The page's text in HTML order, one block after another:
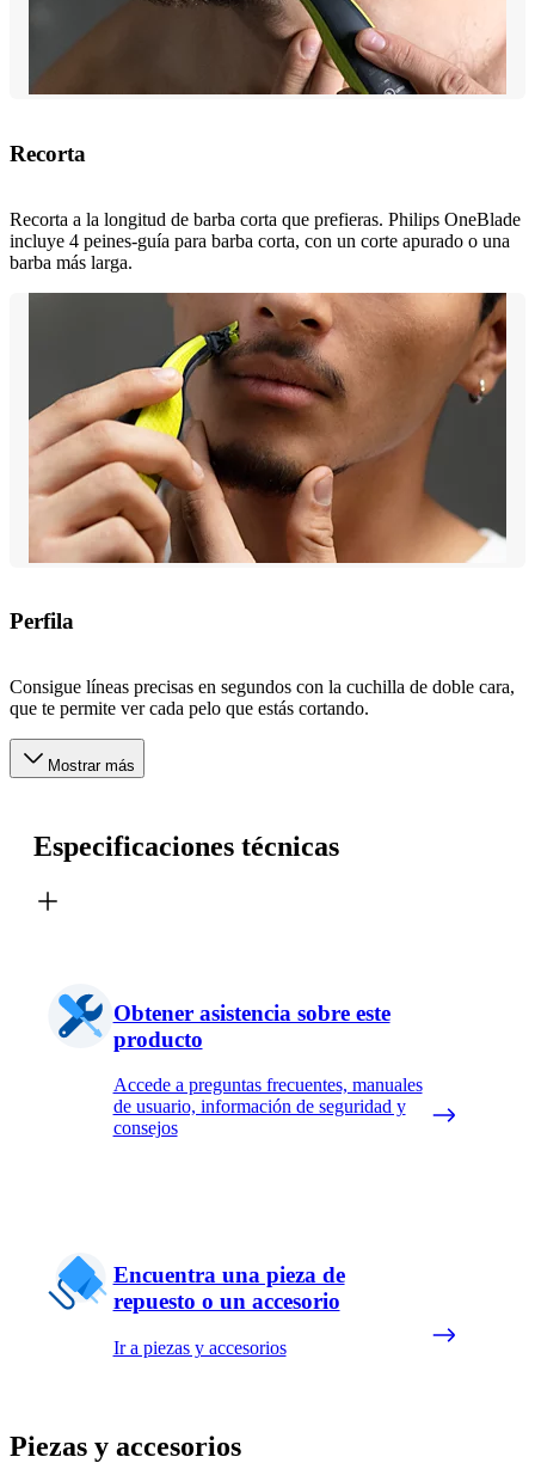
Recorta
Recorta a la longitud de barba corta que prefieras. Philips OneBlade
incluye 4 peines-guía para barba corta, con un corte apurado o una
barba más larga.
Perfila
Consigue líneas precisas en segundos con la cuchilla de doble cara,
que te permite ver cada pelo que estás cortando.
Mostrar más
Especificaciones técnicas
Obtener asistencia sobre este
producto
Accede a preguntas frecuentes, manuales
de usuario, información de seguridad y
consejos
Encuentra una pieza de
repuesto o un accesorio
Ir a piezas y accesorios
Piezas y accesorios